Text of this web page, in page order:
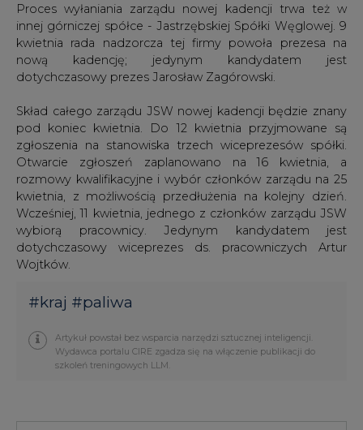
Proces wyłaniania zarządu nowej kadencji trwa też w
innej górniczej spółce - Jastrzębskiej Spółki Węglowej. 9
kwietnia rada nadzorcza tej firmy powoła prezesa na
nową kadencję; jedynym kandydatem jest
dotychczasowy prezes Jarosław Zagórowski.
Skład całego zarządu JSW nowej kadencji będzie znany
pod koniec kwietnia. Do 12 kwietnia przyjmowane są
zgłoszenia na stanowiska trzech wiceprezesów spółki.
Otwarcie zgłoszeń zaplanowano na 16 kwietnia, a
rozmowy kwalifikacyjne i wybór członków zarządu na 25
kwietnia, z możliwością przedłużenia na kolejny dzień.
Wcześniej, 11 kwietnia, jednego z członków zarządu JSW
wybiorą pracownicy. Jedynym kandydatem jest
dotychczasowy wiceprezes ds. pracowniczych Artur
Wojtków.
#kraj #paliwa
Artykuł powstał bez wsparcia narzędzi sztucznej inteligencji.
Wydawca portalu CIRE zgadza się na włączenie publikacji do
szkoleń treningowych LLM.